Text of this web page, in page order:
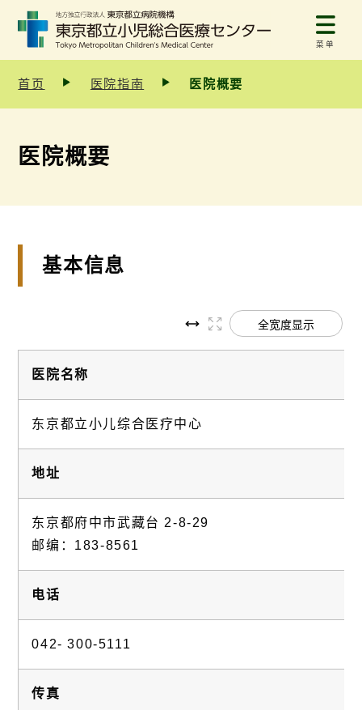
菜单
首页 医院指南 医院概要
医院概要
基本信息
全宽度显示
医院名称
东京都立小儿综合医疗中心
地址
东京都府中市武藏台 2-8-29
邮编：183-8561
电话
042- 300-5111
传真